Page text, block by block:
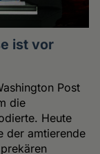
ist vor
Post
die
Heute
der amtierende